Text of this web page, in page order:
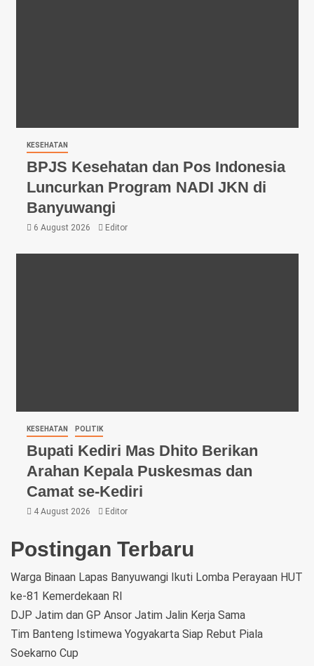
KESEHATAN
BPJS Kesehatan dan Pos Indonesia
Luncurkan Program NADI JKN di
Banyuwangi
6 August 2026 Editor
KESEHATAN POLITIK
Bupati Kediri Mas Dhito Berikan
Arahan Kepala Puskesmas dan
Camat se-Kediri
4 August 2026 Editor
Postingan Terbaru
Warga Binaan Lapas Banyuwangi Ikuti Lomba Perayaan HUT
ke-81 Kemerdekaan RI
DJP Jatim dan GP Ansor Jatim Jalin Kerja Sama
Tim Banteng Istimewa Yogyakarta Siap Rebut Piala
Soekarno Cup